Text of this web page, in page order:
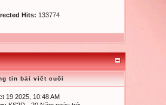
Hits: 133774
tin bài viết cuối
19 2025, 10:48 AM